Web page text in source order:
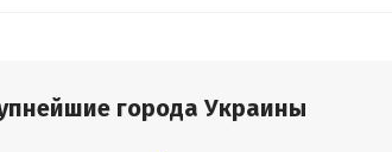
города Украины